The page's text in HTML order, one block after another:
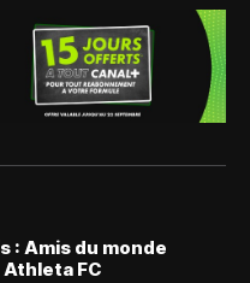
: Amis du monde
FC